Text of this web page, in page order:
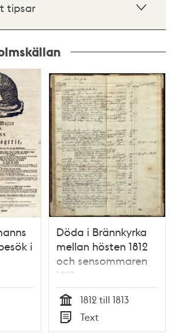
tipsar
i
Döda i Brännkyrka
mellan hösten 1812
och sensommaren
1813
Tid
1812 till 1813
Typ
Text